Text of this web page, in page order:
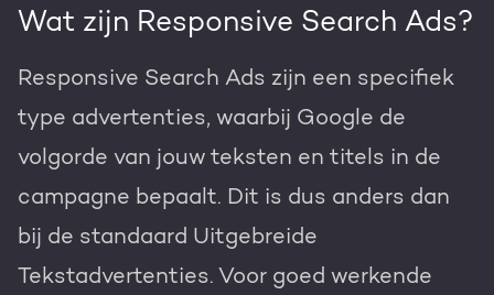
Wat zijn Responsive Search Ads?
Responsive Search Ads zijn een specifiek
type advertenties, waarbij Google de
volgorde van jouw teksten en titels in de
campagne bepaalt. Dit is dus anders dan
bij de standaard Uitgebreide
Tekstadvertenties. Voor goed werkende